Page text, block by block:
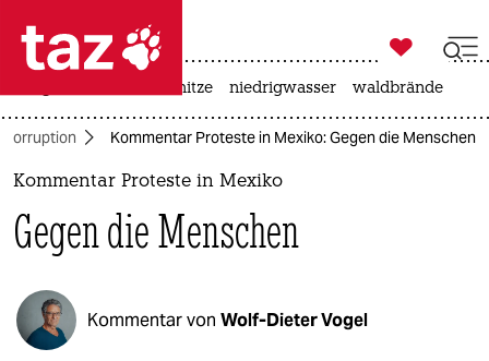
 taz zahl ich
taz zahl ich
politik
öko
gesellschaft

taz zahl ich
hitze niedrigwasser waldbrände
Korruption Kommentar Proteste in Mexiko: Gegen die Menschen
Kommentar Proteste in Mexiko
Gegen die Menschen
Kommentar von Wolf-Dieter Vogel